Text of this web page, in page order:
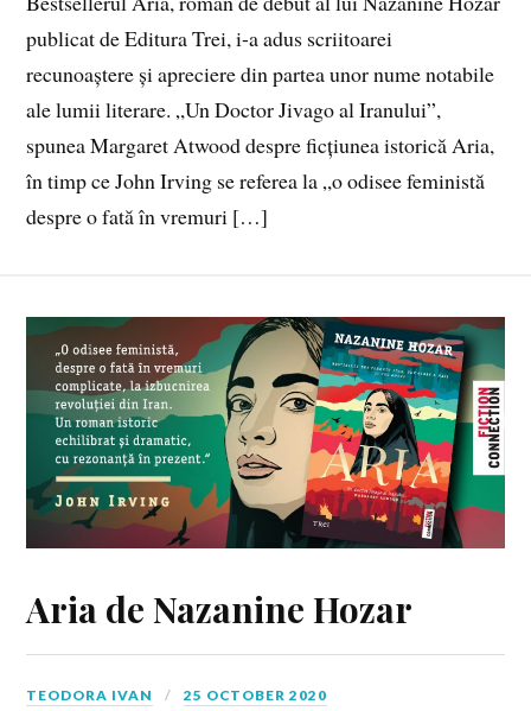
publicat de Editura Trei, i-a adus scriitoarei
recunoaștere și apreciere din partea unor nume notabile
ale lumii literare. „Un Doctor Jivago al Iranului”,
spunea Margaret Atwood despre ficțiunea istorică Aria,
în timp ce John Irving se referea la „o odisee feministă
despre o fată în vremuri […]
Aria de Nazanine Hozar
TEODORA IVAN 25 OCTOBER 2020